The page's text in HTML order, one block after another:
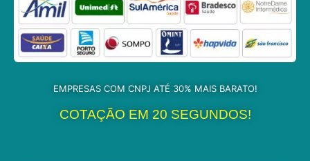
EMPRESAS COM CNPJ ATÉ 30% MAIS BARATO!
COTAÇÃO EM 20 SEGUNDOS!